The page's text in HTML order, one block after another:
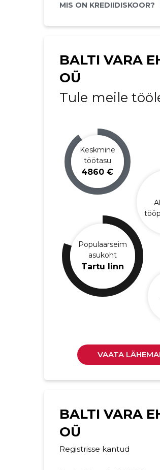
MIS ON KREDIIDISKOOR?
BALTI VARA
OÜ
Tule meile
Keskmine
töötasu
4860 €
Populaarseim
asukoht
Tartu linn
VAATA
BALTI VARA
OÜ
Registrisse kantud